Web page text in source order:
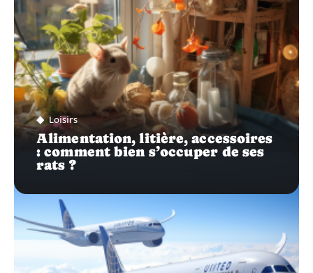
Loisirs
Alimentation, litière, accessoires
: comment bien s’occuper de ses
rats ?